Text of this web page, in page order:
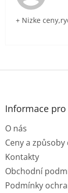
+ Nizke
Z
Informace pro
O nás
Ceny a
Kontakty
Obchodní
Podmínky